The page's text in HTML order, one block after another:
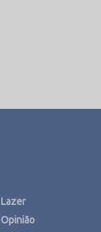
Lazer
Opinião